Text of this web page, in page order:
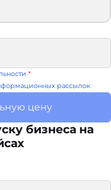
*
рассылок
цену
бизнеса на